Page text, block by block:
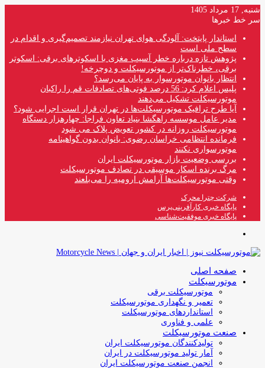
شنبه, 17 مرداد 1405
سر خط خبرها
استاندار پایتخت: آلودگی هوای تهران نیازمند تصمیم‌گیری و اقدام در
سطح ملی است
پژوهش تازه درباره خطر آسیب مغزی با اسکوترهای برقی: اسکوتر
برقی، خطرناک‌تر از موتورسیکلت و دوچرخه!
انتظار بانوان موتورسوار به پایان می‌رسد؟
پلیس اعلام کرد: 56 درصد فوتی‌های تصادفات قم را راکبان
موتورسیکلت تشکیل می‌دهند
آیا طرح ترافیک موتورسیکلت‌ها در تهران قرار است اجرایی شود؟
مدیر عامل موسسه راهگشا بنیاد تعاون فراجا: چهارهزار دستگاه
موتورسیکلت روزانه در کشور تعویض پلاک می شود
فرمانده انتظامی خراسان رضوی: بانوان بدون گواهینامه
موتورسواری نکنند
بررسی وضعیت بازار موتورسیکلت ایران
مرگ برنده اسکار موسیقی در تصادف موتورسیکلت
وقتی موتورسیکلت‌ها آرامش ارومیه را می‌بلعند
شرکت چترا محرک
پایگاه خبری کارآفرینی‌پرس
پایگاه خبری موفقیت‌شناسی
صفحه اصلی
موتورسیکلت
موتورسیکلت برقی
تعمیر و نگهداری موتورسیکلت
استانداردهای موتورسیکلت
علمی و فناوری
صنعت موتورسیکلت
تولیدکنندگان موتورسیکلت ایران
آمار تولید موتورسیکلت در ایران
انجمن صنعت موتورسیکلت ایران